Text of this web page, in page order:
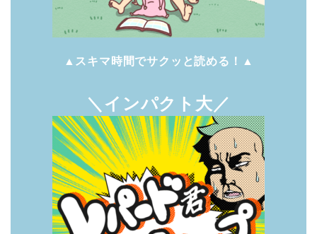
▲スキマ時間でサクッと読める！▲
＼インパクト大／